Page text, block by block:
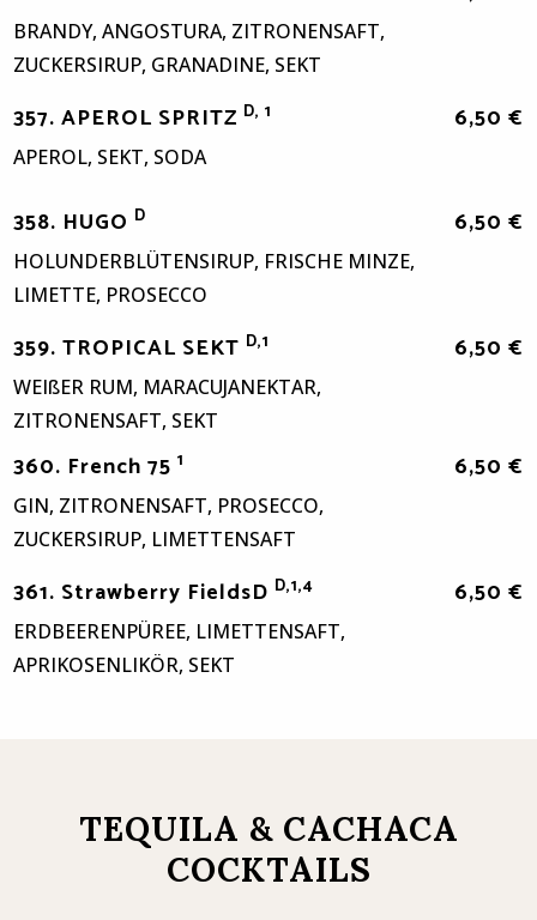
BRANDY, ANGOSTURA, ZITRONENSAFT,
ZUCKERSIRUP, GRANADINE, SEKT
357. APEROL SPRITZ D, 1
APEROL, SEKT, SODA
6,50 €
358. HUGO D
HOLUNDERBLÜTENSIRUP, FRISCHE MINZE,
LIMETTE, PROSECCO
6,50 €
359. TROPICAL SEKT D,1
WEIßER RUM, MARACUJANEKTAR,
ZITRONENSAFT, SEKT
6,50 €
360. French 751
GIN, ZITRONENSAFT, PROSECCO,
ZUCKERSIRUP, LIMETTENSAFT
6,50 €
361. Strawberry FieldsD D,1,4
ERDBEERENPÜREE, LIMETTENSAFT,
APRIKOSENLIKÖR, SEKT
6,50 €
TEQUILA & CACHACA
COCKTAILS